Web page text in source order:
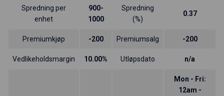
Spredning per
enhet
900-
1000
Spredning
(%)
0.37
Premiumkjøp -200 Premiumsalg -200
Vedlikeholdsmargin 10.00% Utløpsdato n/a
Mon - Fri:
12am -